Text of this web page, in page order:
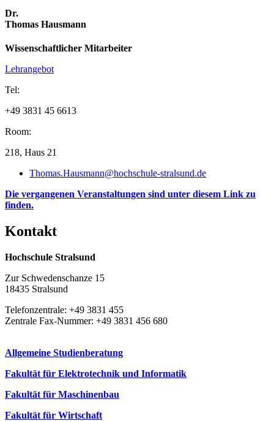
Dr.
Thomas Hausmann
Wissenschaftlicher Mitarbeiter
Lehrangebot
Tel:
+49 3831 45 6613
Room:
218, Haus 21
Thomas.Hausmann@hochschule-stralsund.de
Die vergangenen Veranstaltungen sind unter diesem Link zu
finden.
Kon­takt
Hochschule Stralsund
Zur Schwedenschanze 15
18435 Stralsund
Telefonzentrale: +49 3831 455
Zentrale Fax-Nummer: +49 3831 456 680
Allgemeine Studienberatung
Fakultät für Elektrotechnik und Informatik
Fakultät für Maschinenbau
Fakultät für Wirtschaft